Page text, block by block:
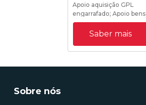
Apoio aquisição GPL
engarrafado; Apoio bens
alimentares
Saber mais
Sobre nós